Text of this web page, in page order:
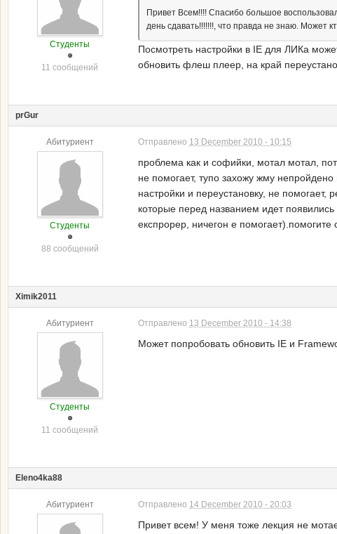
Студенты
11 сообщений
Привет Всем!!!! Спасибо большое
день сдавать!!!!!!!, что правда не знаю. Может
Посмотреть настройки в IE для ЛИКа
обновить флеш плеер, на край
prGur
Абитуриент
Студенты
88 сообщений
Отправлено 13 December 2010 - 10:15
проблема как и софийки, мотал мотал,
не помогает, тупо захожу жму непройдено
настройки и переустановку, не помогает,
которые перед названием идет появились
експрорер, ничегон е помогает).помогите
Ximik2011
Абитуриент
Студенты
11 сообщений
Отправлено 13 December 2010 - 14:38
Может попробовать обновить IE и
Eleno4ka88
Абитуриент Отправлено 14 December 2010 - 20:03
Привет всем! У меня тоже лекция не